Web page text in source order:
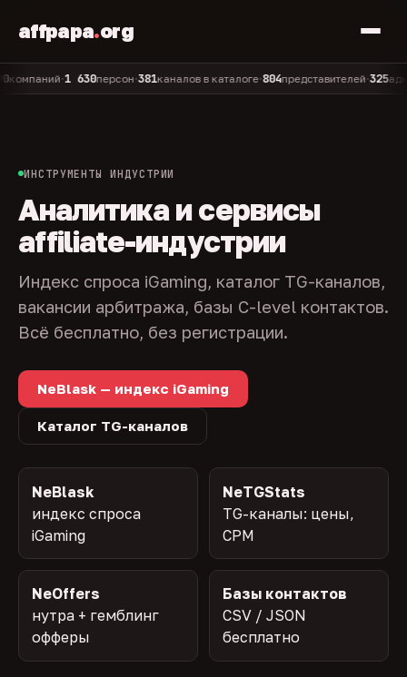
affpapa.org
•1 630персон•381каналов в каталоге•804представителей•325админов
ИНСТРУМЕНТЫ ИНДУСТРИИ
Аналитика и сервисы
affiliate-индустрии
Индекс спроса iGaming, каталог TG-каналов,
вакансии арбитража, базы C-level контактов.
Всё бесплатно, без регистрации.
NeBlask — индекс iGaming
Каталог TG-каналов
NeBlask
индекс спроса
iGaming
NeTGStats
TG-каналы: цены,
CPM
NeOffers
нутра + гемблинг
офферы
Базы контактов
CSV / JSON
бесплатно